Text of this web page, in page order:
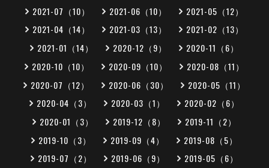
2021-07（10）
2021-06（10）
2021-05（12）
2021-04（14）
2021-03（13）
2021-02（13）
2021-01（14）
2020-12（9）
2020-11（6）
2020-10（10）
2020-09（10）
2020-08（11）
2020-07（12）
2020-06（30）
2020-05（11）
2020-04（3）
2020-03（1）
2020-02（6）
2020-01（3）
2019-12（8）
2019-11（2）
2019-10（3）
2019-09（4）
2019-08（5）
2019-07（2）
2019-06（9）
2019-05（6）